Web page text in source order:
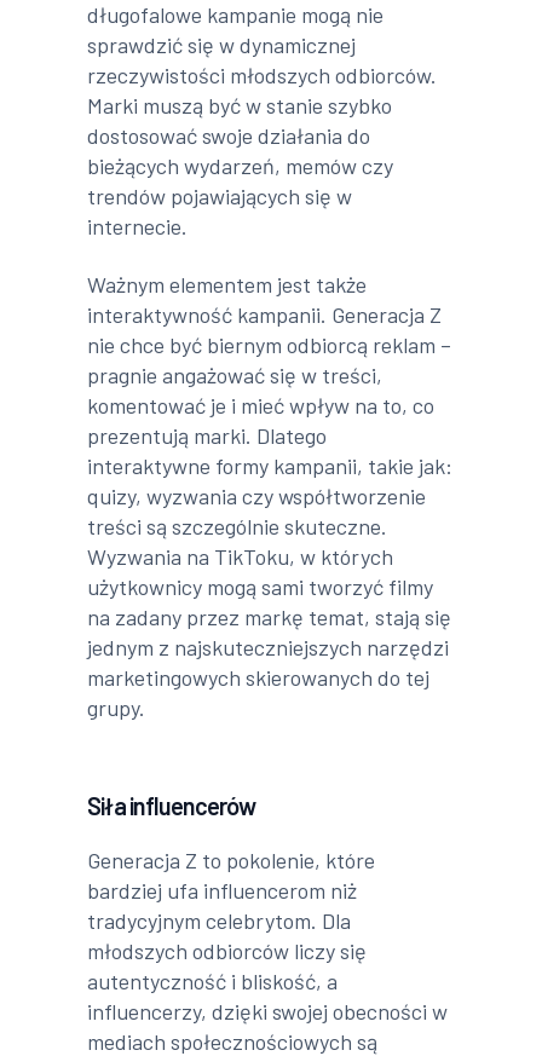
długofalowe kampanie mogą nie
sprawdzić się w dynamicznej
rzeczywistości młodszych odbiorców.
Marki muszą być w stanie szybko
dostosować swoje działania do
bieżących wydarzeń, memów czy
trendów pojawiających się w
internecie.
Ważnym elementem jest także
interaktywność kampanii. Generacja Z
nie chce być biernym odbiorcą reklam –
pragnie angażować się w treści,
komentować je i mieć wpływ na to, co
prezentują marki. Dlatego
interaktywne formy kampanii, takie jak:
quizy, wyzwania czy współtworzenie
treści są szczególnie skuteczne.
Wyzwania na TikToku, w których
użytkownicy mogą sami tworzyć filmy
na zadany przez markę temat, stają się
jednym z najskuteczniejszych narzędzi
marketingowych skierowanych do tej
grupy.
Siła influencerów
Generacja Z to pokolenie, które
bardziej ufa influencerom niż
tradycyjnym celebrytom. Dla
młodszych odbiorców liczy się
autentyczność i bliskość, a
influencerzy, dzięki swojej obecności w
mediach społecznościowych są